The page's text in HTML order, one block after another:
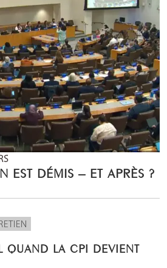
EST DÉMIS – ET APRÈS ?
QUAND LA CPI DEVIENT